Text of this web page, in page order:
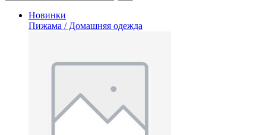
Новинки
Пижама / Домашняя одежда